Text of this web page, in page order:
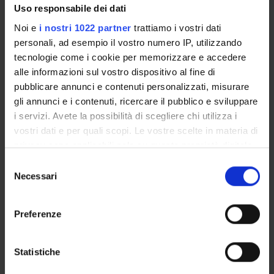
Uso responsabile dei dati
Noi e i nostri 1022 partner trattiamo i vostri dati
personali, ad esempio il vostro numero IP, utilizzando
tecnologie come i cookie per memorizzare e accedere
alle informazioni sul vostro dispositivo al fine di
pubblicare annunci e contenuti personalizzati, misurare
gli annunci e i contenuti, ricercare il pubblico e sviluppare
i servizi. Avete la possibilità di scegliere chi utilizza i
vostri dati e per quali scopi. Le vostre scelte in materia di
privacy sono applicabili solo su questa proprietà digitale
modificare o revocare il proprio consenso in qualsiasi
momento dalla Dichiarazione sui cookie o facendo clic
raccogliere informazioni sulla tua posizione
geografica, con un'approssimazione di qualche
delNecessari
Preferenze
Statistiche
RICERCA TESTUALE
Effettua una ricerca per parole chiave.
La ricerca trova i primi 100 item rilevanti
rispetto alla/e parola chiave.
Tra i risultati collegati potrai trovare le persone,
le pubblicazioni, i progetti di ricerca e le
competenze presenti all'interno del
Dipartimento.
Cerca in tutto l'Ateneo
Help